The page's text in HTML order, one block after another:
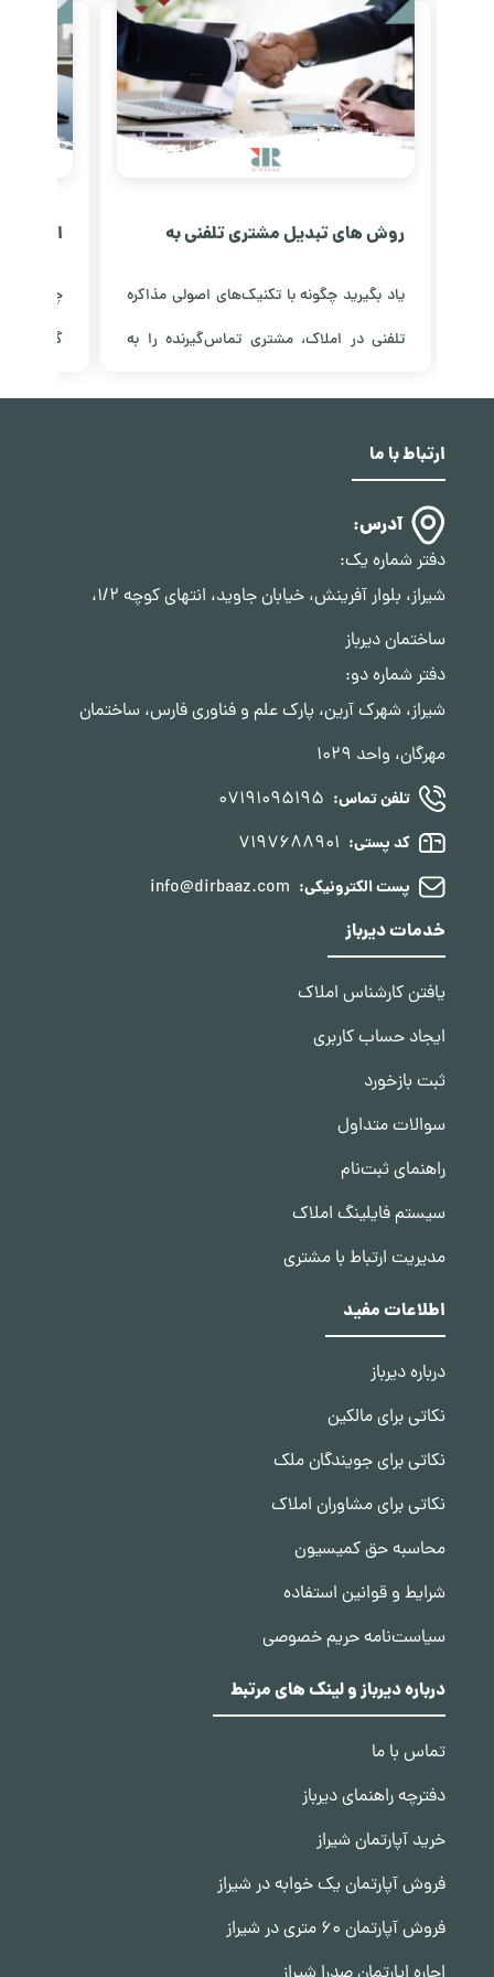
روش های تبدیل مشتری تلفنی به
یاد بگیرید چگونه با تکنیک‌های اصولی مذاکره
تلفنی در املاک، مشتری تماس‌گیرنده را به
مشاهده مقاله
امنیت و
چرا
گزینه
مشاهده
ارتباط با ما
آدرس:
دفتر شماره یک:
شیراز، بلوار آفرینش، خیابان جاوید، انتهای کوچه 1/2،
ساختمان دیرباز
دفتر شماره دو:
شیراز، شهرک آرین، پارک علم و فناوری فارس، ساختمان
مهرگان، واحد 1029
تلفن تماس: 07191095195
کد پستی: 7197688901
پست الکترونیکی: info@dirbaaz.com
خدمات دیرباز
یافتن کارشناس املاک
ایجاد حساب کاربری
ثبت بازخورد
سوالات متداول
راهنمای ثبت‌نام
سیستم فایلینگ املاک
مدیریت ارتباط با مشتری
اطلاعات مفید
درباره دیرباز
نکاتی برای مالکین
نکاتی برای جویندگان ملک
نکاتی برای مشاوران املاک
محاسبه حق کمیسیون
شرایط و قوانین استفاده
سیاست‌نامه حریم خصوصی
درباره دیرباز و لینک های مرتبط
تماس با ما
دفترچه راهنمای دیرباز
خرید آپارتمان شیراز
فروش آپارتمان یک خوابه در شیراز
فروش آپارتمان 60 متری در شیراز